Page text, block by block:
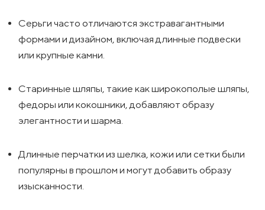
Серьги часто отличаются экстравагантными
формами и дизайном, включая длинные подвески
или крупные камни.
Старинные шляпы, такие как широкополые шляпы,
федоры или кокошники, добавляют образу
элегантности и шарма.
Длинные перчатки из шелка, кожи или сетки были
популярны в прошлом и могут добавить образу
изысканности.